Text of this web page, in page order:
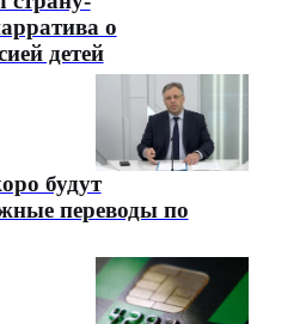
о
детей
будут
переводы по